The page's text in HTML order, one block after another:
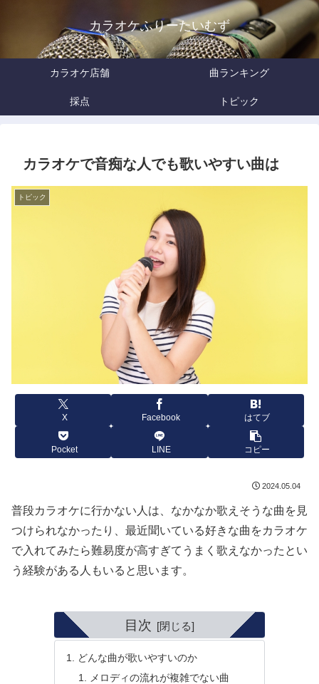
カラオケふりーたいむず
カラオケ店舗 曲ランキング
採点 トピック
カラオケで音痴な人でも歌いやすい曲は
トピック
X Facebook はてブ
Pocket LINE コピー
2024.05.04
普段カラオケに行かない人は、なかなか歌えそうな曲を見
つけられなかったり、最近聞いている好きな曲をカラオケ
で入れてみたら難易度が高すぎてうまく歌えなかったとい
う経験がある人もいると思います。
目次
どんな曲が歌いやすいのか
メロディの流れが複雑でない曲